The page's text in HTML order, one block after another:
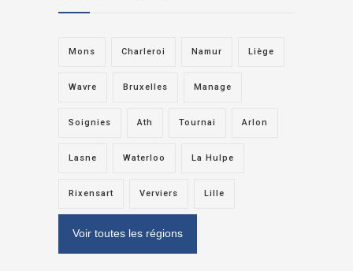
Mons Charleroi Namur Liège
Wavre Bruxelles Manage
Soignies Ath Tournai Arlon
Lasne Waterloo La Hulpe
Rixensart Verviers Lille
Voir toutes les régions